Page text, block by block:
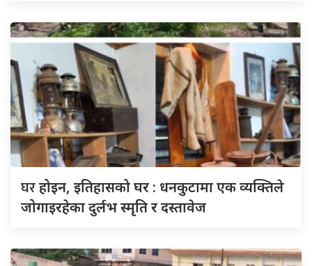
घरहोइन, इतिहासको घर : धनकुटामा एक व्यक्तिले
जोगाइरहेका दुर्लभ स्मृति र दस्तावेज